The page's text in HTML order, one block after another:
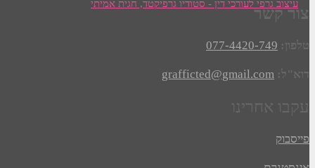
צור קשר
טלפון: 077-4420-749
דוא"ל: grafficted@gmail.com
עקבו אחרינו
פייסבוק